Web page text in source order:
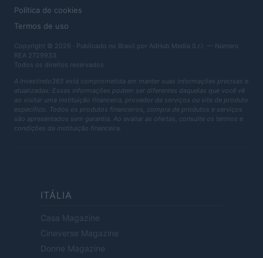
Política de cookies
Termos de uso
Copyright © 2026 · Publicado no Brasil por AdHub Media S.r.l. — Número
REA 2729933
Todos os direitos reservados
A Investindo365 está comprometida em manter suas informações precisas e
atualizadas. Essas informações podem ser diferentes daquelas que você vê
ao visitar uma instituição financeira, provedor de serviços ou site de produto
específico. Todos os produtos financeiros, compra de produtos e serviços
são apresentados sem garantia. Ao avaliar as ofertas, consulte os termos e
condições da instituição financeira.
ITÁLIA
Casa Magazine
Cineverse Magazine
Donne Magazine